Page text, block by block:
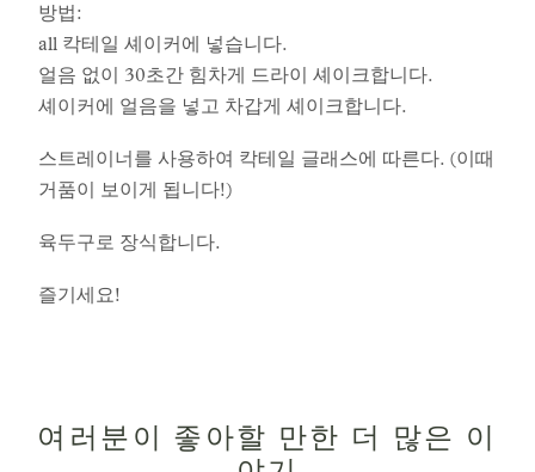
방법:
all 칵테일 셰이커에 넣습니다.
얼음 없이 30초간 힘차게 드라이 셰이크합니다.
셰이커에 얼음을 넣고 차갑게 셰이크합니다.
스트레이너를 사용하여 칵테일 글래스에 따른다. (이때
거품이 보이게 됩니다!)
육두구로 장식합니다.
즐기세요!
여러분이 좋아할 만한 더 많은 이